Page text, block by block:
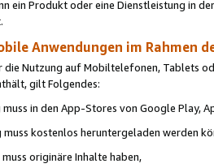
ein Produkt oder eine Dienstleistung in
Anwendungen im Rahmen
die Nutzung auf Mobiltelefonen, Tablets
gilt Folgendes:
muss in den App-Stores von Google Play,
muss kostenlos heruntergeladen werden
originäre Inhalte haben,